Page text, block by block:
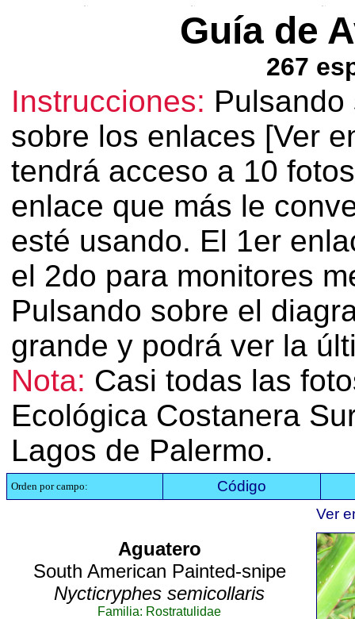
Guía de
267
Instrucciones:
sobre los enlaces [Ver
tendrá acceso a 10
enlace que más le
esté usando. El 1er
el 2do para monitores
Pulsando sobre el
grande y podrá ver la
Nota: Casi todas las
Ecológica Costanera
Lagos de Palermo.
Orden por campo:
Código
Ver
Aguatero
South American Painted-snipe
Nycticryphes semicollaris
Familia: Rostratulidae